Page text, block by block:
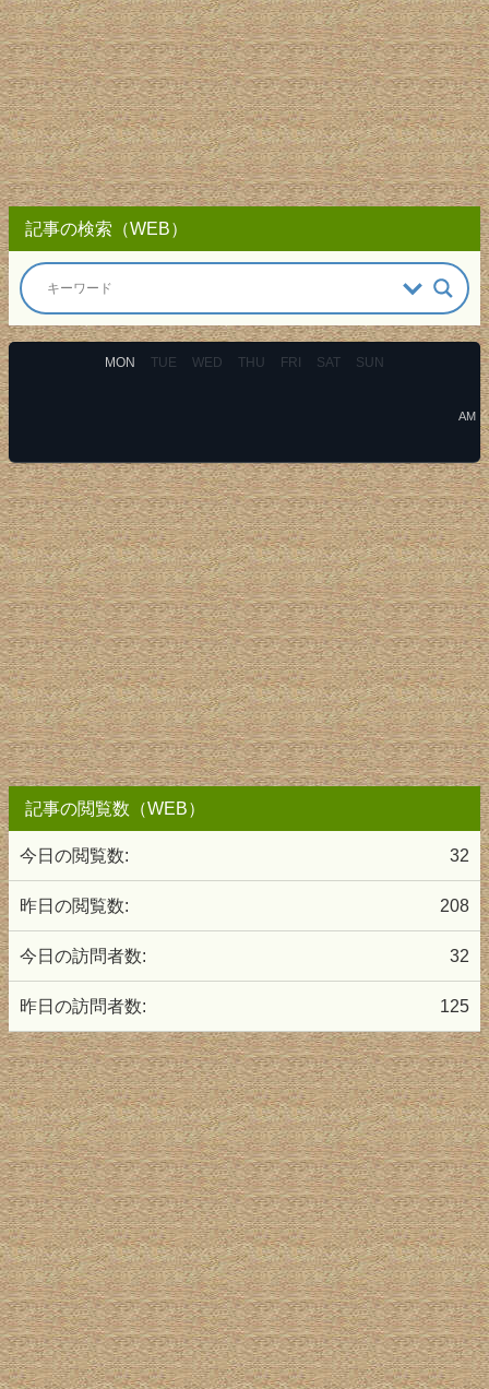
記事の検索（WEB）
MON TUE WED THU FRI SAT SUN
AM
記事の閲覧数（WEB）
32
今日の閲覧数:
208
昨日の閲覧数:
32
今日の訪問者数:
125
昨日の訪問者数: